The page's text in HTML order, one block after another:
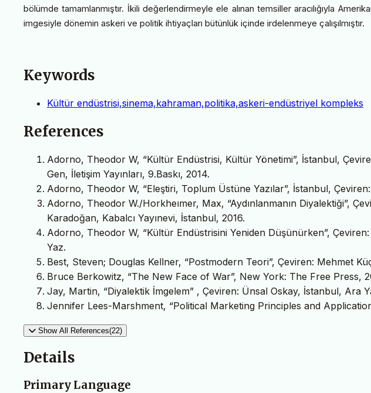
bölümde tamamlanmıştır. İkili değerlendirmeyle ele alınan temsiller aracılığıyla
imgesiyle dönemin askeri ve politik ihtiyaçları bütünlük içinde irdelenmeye çalışılmıştır.
Keywords
Kültür endüstrisi,sinema,kahraman,politika,askeri-endüstriyel kompleks
References
Adorno, Theodor W, “Kültür Endüstrisi, Kültür Yönetimi”, İstanbul,
Gen, İletişim Yayınları, 9.Baskı, 2014.
Adorno, Theodor W, “Eleştiri, Toplum Üstüne Yazılar”, İstanbul, Çeviren:
Adorno, Theodor W./Horkheımer, Max, “Aydınlanmanın Diyalektiği”,
Karadoğan, Kabalcı Yayınevi, İstanbul, 2016.
Adorno, Theodor W, “Kültür Endüstrisini Yeniden Düşünürken”,
Yaz.
Best, Steven; Douglas Kellner, “Postmodern Teori”, Çeviren: Mehmet
Bruce Berkowitz, “The New Face of War”, New York: The Free Press,
Jay, Martin, “Diyalektik İmgelem” , Çeviren: Ünsal Oskay, İstanbul, Ara
Jennifer Lees-Marshment, “Political Marketing Principles and
Show All References(22)
Details
Primary Language